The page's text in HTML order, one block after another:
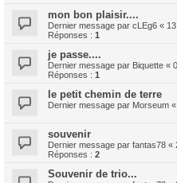
mon bon plaisir....
Dernier message par cLEg6 «
Réponses : 1
je passe....
Dernier message par Biquette «
Réponses : 1
le petit chemin de terre
Dernier message par Morseum «
souvenir
Dernier message par fantas78 «
Réponses : 2
Souvenir de trio...